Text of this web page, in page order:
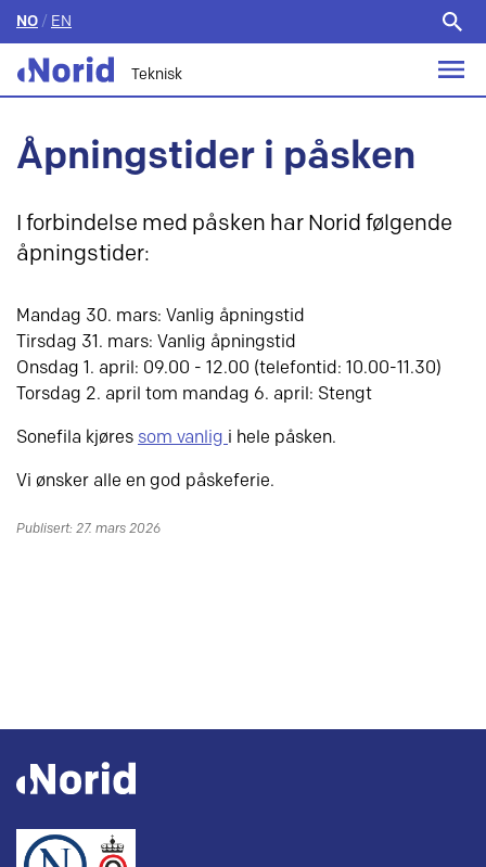
NO / EN
Teknisk
Åpningstider i påsken
I forbindelse med påsken har Norid følgende
åpningstider:
Mandag 30. mars: Vanlig åpningstid
Tirsdag 31. mars: Vanlig åpningstid
Onsdag 1. april: 09.00 - 12.00 (telefontid: 10.00-11.30)
Torsdag 2. april tom mandag 6. april: Stengt
Sonefila kjøres som vanlig i hele påsken.
Vi ønsker alle en god påskeferie.
Publisert: 27. mars 2026